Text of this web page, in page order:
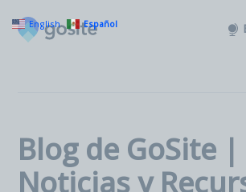
Blog de GoSite |
Noticias y
English Español